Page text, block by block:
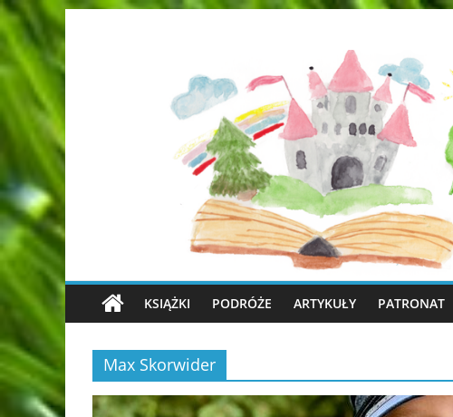
KSIĄŻKI PODRÓŻE ARTYKUŁY PATRONAT
Max Skorwider